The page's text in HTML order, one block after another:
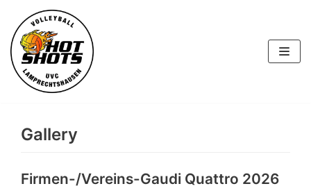
Skip
to
content
Gallery
Firmen-/Vereins-Gaudi Quattro 2026